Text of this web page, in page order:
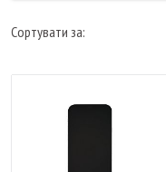
Сортувати за: